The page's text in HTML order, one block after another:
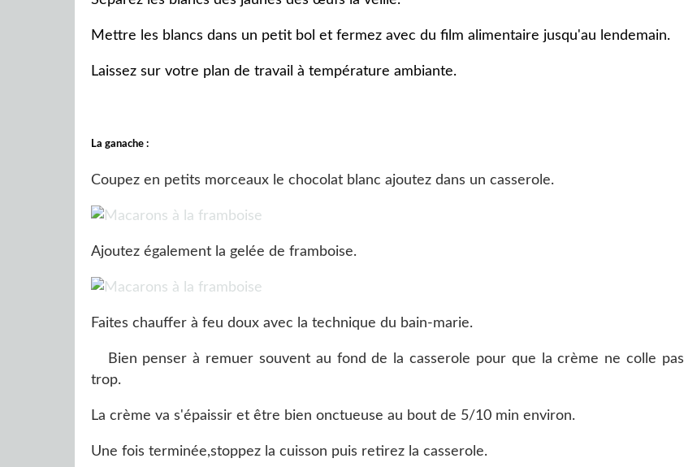
Mettre les blancs dans un petit bol et fermez avec du film alimentaire jusqu'au lendemain.
Laissez sur votre plan de travail à température ambiante.
La ganache :
Coupez en petits morceaux le chocolat blanc ajoutez dans un casserole.
Ajoutez également la gelée de framboise.
Faites chauffer à feu doux avec la technique du bain-marie.
Bien penser à remuer souvent au fond de la casserole pour que la crème ne colle pas
trop.
La crème va s'épaissir et être bien onctueuse au bout de 5/10 min environ.
Une fois terminée,stoppez la cuisson puis retirez la casserole.